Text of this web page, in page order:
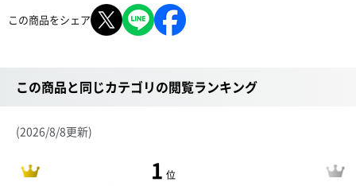
この商品をシェア
この商品と同じカテゴリの閲覧ランキング
(2026/8/8更新)
1 位